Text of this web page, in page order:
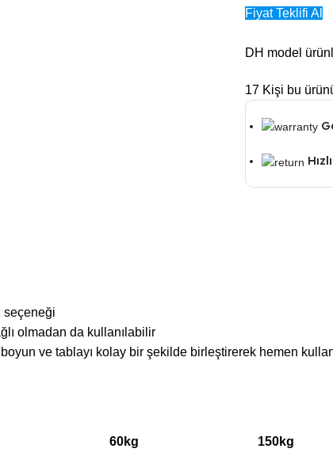
Fiyat Teklifi Al
DH model
17 Kişi bu
seçeneği
olmadan da kullanılabilir
boyun ve tablayı kolay bir şekilde birleştirerek hemen
60kg 150kg